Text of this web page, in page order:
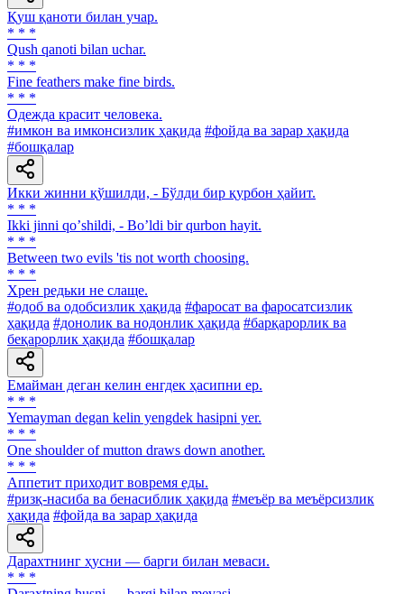
Қуш қаноти билан учар.
* * *
Qush qanoti bilan uchar.
* * *
Fine feathers make fine birds.
* * *
Одежда красит человека.
#имкон ва имконсизлик ҳақида #фойда ва зарар ҳақида
#бошқалар
Икки жинни қўшилди, - Бўлди бир қурбон ҳайит.
* * *
Ikki jinni qoʼshildi, - Boʼldi bir qurbon hayit.
* * *
Between two evils 'tis not worth choosing.
* * *
Хрен редьки не слаще.
#одоб ва одобсизлик ҳақида #фаросат ва фаросатсизлик
ҳақида #донолик ва нодонлик ҳақида #барқарорлик ва
беқарорлик ҳақида #бошқалар
Емайман деган келин енгдек ҳасипни ер.
* * *
Yemayman degan kelin yengdek hasipni yer.
* * *
One shoulder of mutton draws down another.
* * *
Аппетит приходит вовремя еды.
#ризқ-насиба ва бенасиблик ҳақида #меъёр ва меъёрсизлик
ҳақида #фойда ва зарар ҳақида
Дарахтнинг ҳусни — барги билан меваси.
* * *